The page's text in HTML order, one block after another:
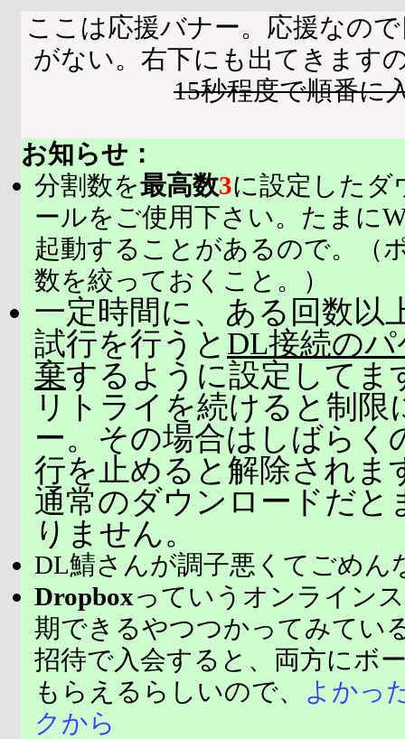
ここは応援バナー。応援なの
がない。右下にも出てきます
15秒程度で順番に
お知らせ：
分割数を最高数3に設定したダ
ールをご使用下さい。たまに
起動することがあるので。（
数を絞っておくこと。）
一定時間に、ある回数以
試行を行うと DL接続の
棄するように設定してま
リトライを続けると制限
ー。その場合はしばらく
行を止めると解除されま
通常のダウンロードだと
りません。
DL鯖さんが調子悪くてごめん
Dropboxっていうオンライン
期できるやつつかってみてい
招待で入会すると、両方にボ
もらえるらしいので、
よかっ
クから